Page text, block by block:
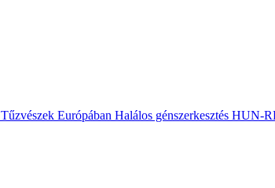
Tűzvészek Európában Halálos génszerkesztés HUN-